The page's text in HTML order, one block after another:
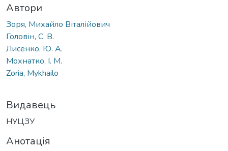
Автори
Зоря, Михайло Віталійович
Головін, С. В.
Лисенко, Ю. А.
Мохнатко, І. М.
Zoria, Mykhailo
Видавець
НУЦЗУ
Анотація